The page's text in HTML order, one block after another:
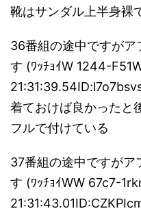
靴はサンダル上半身裸
36番組の途中ですが
す (ﾜｯﾁｮｲW 1244-
着ておけば良かったと
フルで付けている
37番組の途中ですがア
す (ﾜｯﾁｮｲWW 67c7-